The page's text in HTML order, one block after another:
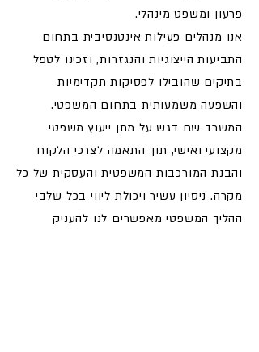
פרעון ומשפט מינהלי.
אנו מנהלים פעילות אינטנסיבית בתחום
התביעות הייצוגיות והנגזרות, וזכינו לטפל
בתיקים שהובילו לפסיקות תקדימיות
והשפעה משמעותית בתחום המשפטי.
המשרד שם דגש על מתן ייעוץ משפטי
מקצועי ואישי, תוך התאמה לצרכי הלקוח
והבנת המורכבות המשפטית והעסקית של כל
מקרה. ניסיון עשיר ויכולת ליווי בכל שלבי
ההליך המשפטי מאפשרים לנו להעניק